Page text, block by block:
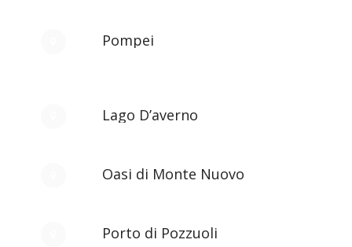
Pompei
Lago D’averno
Oasi di Monte Nuovo
Porto di Pozzuoli